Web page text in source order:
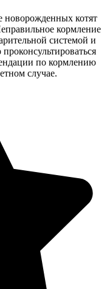
новорожденных котят
кормление
системой и
по кормлению
случае.